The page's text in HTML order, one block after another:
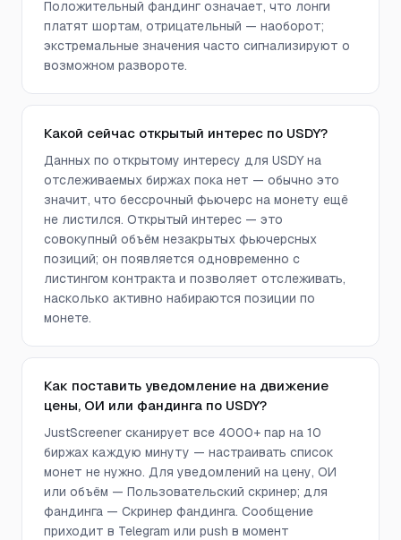
Положительный фандинг означает, что лонги
платят шортам, отрицательный — наоборот;
экстремальные значения часто сигнализируют о
возможном развороте.
Какой сейчас открытый интерес по USDY?
Данных по открытому интересу для USDY на
отслеживаемых биржах пока нет — обычно это
значит, что бессрочный фьючерс на монету ещё
не листился. Открытый интерес — это
совокупный объём незакрытых фьючерсных
позиций; он появляется одновременно с
листингом контракта и позволяет отслеживать,
насколько активно набираются позиции по
монете.
Как поставить уведомление на движение
цены, ОИ или фандинга по USDY?
JustScreener сканирует все 4000+ пар на 10
биржах каждую минуту — настраивать список
монет не нужно. Для уведомлений на цену, ОИ
или объём — Пользовательский скринер; для
фандинга — Скринер фандинга. Сообщение
приходит в Telegram или push в момент